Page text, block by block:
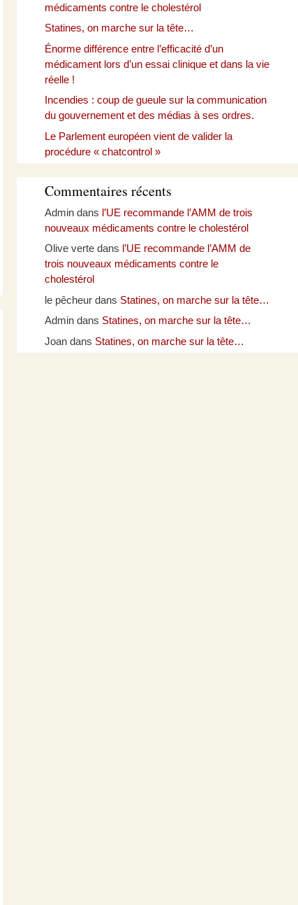
médicaments contre le cholestérol
Statines, on marche sur la tête…
Énorme différence entre l’efficacité d’un
médicament lors d’un essai clinique et dans la vie
réelle !
Incendies : coup de gueule sur la communication
du gouvernement et des médias à ses ordres.
Le Parlement européen vient de valider la
procédure « chatcontrol »
Commentaires récents
Admindans l’UE recommande l’AMM de trois
nouveaux médicaments contre le cholestérol
Olive vertedans l’UE recommande l’AMM de
trois nouveaux médicaments contre le
cholestérol
le pêcheurdans Statines, on marche sur la tête…
Admindans Statines, on marche sur la tête…
Joandans Statines, on marche sur la tête…